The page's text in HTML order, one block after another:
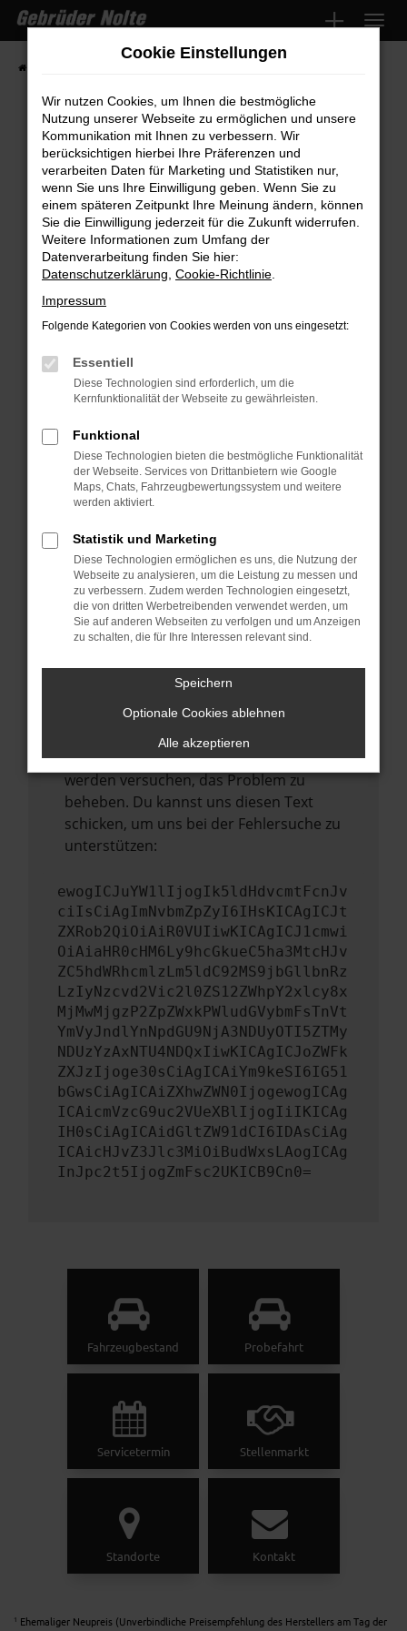
Zum
Hauptinhalt
springen
Fehler: Network Error
Beim Laden ist ein Fehler aufgetreten.
Hier sind ein paar Tipps, die dir helfen können:
Überprüfe deine Firewall und deine
Internetverbindung.
Manche Erweiterungen, wie Werbeblocker,
können das Laden bestimmter Seiten
verhindern. Funktioniert die Seite in einem
anderen Browser oder in einem privaten
Fenster?
Starte dein Gerät neu.
Das kann manchmal helfen,
Stelle sicher, dass dein Browser und dein
Betriebssystem auf dem neuesten Stand
sind.
Veraltete Software birgt nicht nur ein
Sicherheitsrisiko, sondern kann auch dazu
führen, dass bestimmte Funktionen nicht
mehr unterstützt werden.
Wende dich an den Webseitenbetreiber.
Wenn du alle oben genannten Schritte
versucht hast, kontaktiere uns bitte. Wir
werden versuchen, das Problem zu
beheben. Du kannst uns diesen Text
schicken, um uns bei der Fehlersuche zu
unterstützen:
ewogICJuYW1lIjogIk5ldHdvcmtFcnJv
ciIsCiAgImNvbmZpZyI6IHsKICAgICJt
ZXRob2QiOiAiR0VUIiwKICAgICJ1cmwi
OiAiaHR0cHM6Ly9hcGkueC5ha3MtcHJv
ZC5hdWRhcmlzLm5ldC92MS9jbGllbnRz
LzIyNzcvd2Vic2l0ZS12ZWhpY2xlcy8x
MjMwMjgzP2ZpZWxkPWludGVybmFsTnVt
YmVyJndlYnNpdGU9NjA3NDUyOTI5ZTMy
NDUzYzAxNTU4NDQxIiwKICAgICJoZWFk
ZXJzIjoge30sCiAgICAiYm9keSI6IG51
bGwsCiAgICAiZXhwZWN0IjogewogICAg
ICAicmVzcG9uc2VUeXBlIjogIiIKICAg
IH0sCiAgICAidGltZW91dCI6IDAsCiAg
ICAicHJvZ3Jlc3MiOiBudWxsLAogICAg
InJpc2t5IjogZmFsc2UKICB9Cn0=
Fahrzeugbestand Probefahrt
Servicetermin Stellenmarkt
Standorte Kontakt
1
Ehemaliger Neupreis (Unverbindliche Preisempfehlung des Herstellers am Tag der
Cookie Einstellungen
Wir nutzen Cookies, um Ihnen die bestmögliche
Nutzung unserer Webseite zu ermöglichen und unsere
Kommunikation mit Ihnen zu verbessern. Wir
berücksichtigen hierbei Ihre Präferenzen und
verarbeiten Daten für Marketing und Statistiken nur,
wenn Sie uns Ihre Einwilligung geben. Wenn Sie zu
einem späteren Zeitpunkt Ihre Meinung ändern, können
Sie die Einwilligung jederzeit für die Zukunft widerrufen.
Weitere Informationen zum Umfang der
Datenverarbeitung finden Sie hier:
Datenschutzerklärung Cookie-Richtlinie
Impressum
Folgende Kategorien von Cookies werden von uns eingesetzt:
Essentiell
Diese Technologien sind erforderlich, um die
Kernfunktionalität der Webseite zu gewährleisten.
Funktional
Diese Technologien bieten die bestmögliche Funktionalität
der Webseite. Services von Drittanbietern wie Google
Maps, Chats, Fahrzeugbewertungssystem und weitere
werden aktiviert.
Statistik und Marketing
Diese Technologien ermöglichen es uns, die Nutzung der
Webseite zu analysieren, um die Leistung zu messen und
zu verbessern. Zudem werden Technologien eingesetzt,
die von dritten Werbetreibenden verwendet werden, um
Sie auf anderen Webseiten zu verfolgen und um Anzeigen
zu schalten, die für Ihre Interessen relevant sind.
Speichern
Optionale Cookies ablehnen
Alle akzeptieren